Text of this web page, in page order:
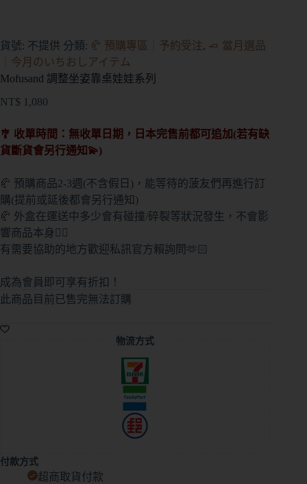
貨號: 不提供 分類: 🥐 預購專區┊予約受注, 🧈 當月選品
┊今月のいちおしアイテム
Mofusand 調整坐姿靠桌娃娃系列
NT$ 1,080
🎐 收單時間：無收單日期，日本完售前都可追加(若有缺
貨斷貨會另行通知💫)
🥐 預購商品2-3週(不含假日)，能等待的菠友們再進行訂
購(提前或延後都會另行通知)
🥐 外盒在運送中多少會有碰撞/碎裂等狀況發生，不會影
響商品本身🙇‍♀️
有需要協助的地方歡迎私訊官方賴詢問🫶🏻
成為會員即可享有折扣！
此商品目前已售完無法訂購
A
:
物流方式
付款方式
超商取貨付款